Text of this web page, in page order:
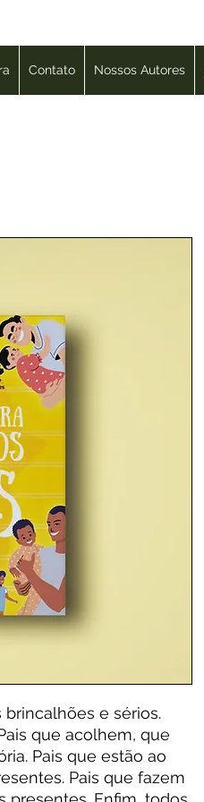
Contato Nossos Autores
brincalhões e sérios.
que acolhem, que
Pais que estão ao
Pais que fazem